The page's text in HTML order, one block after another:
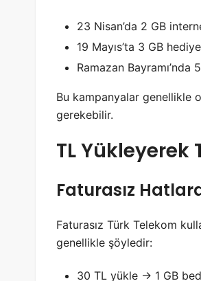
23 Nisan’da 2 GB
19 Mayıs’ta 3 GB hediye
Ramazan Bayramı’nda
Bu kampanyalar genellikle
gerekebilir.
TL Yükleyerek
Faturasız
Faturasız Türk Telekom
genellikle şöyledir:
30 TL yükle → 1 GB